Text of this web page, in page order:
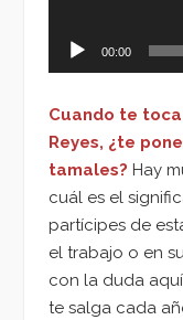
00:00
Cuando te
Reyes, ¿te
tamales? Hay
cuál es el
partícipes de
el trabajo o en
con la duda
te salga cada